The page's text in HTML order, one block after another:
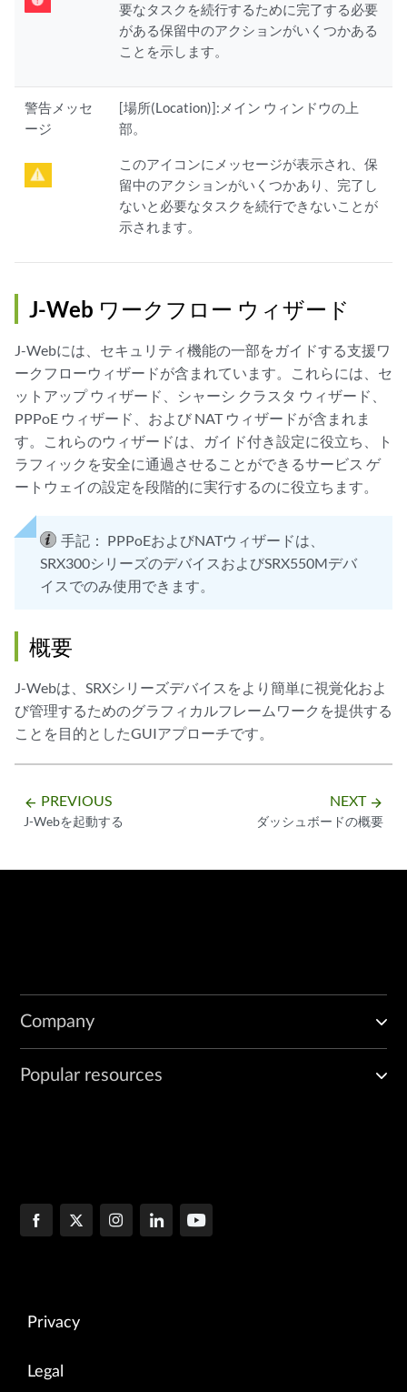
要なタスクを続行するために完了する必要
がある保留中のアクションがいくつかある
ことを示します。
警告メッセ
ージ
[場所(Location)]:メイン ウィンドウの上
部。
このアイコンにメッセージが表示され、保
留中のアクションがいくつかあり、完了し
ないと必要なタスクを続行できないことが
示されます。
J-Web ワークフロー ウィザード
J-Webには、セキュリティ機能の一部をガイドする支援ワ
ークフローウィザードが含まれています。これらには、セ
ットアップ ウィザード、シャーシ クラスタ ウィザード、
PPPoE ウィザード、および NAT ウィザードが含まれま
す。これらのウィザードは、ガイド付き設定に役立ち、ト
ラフィックを安全に通過させることができるサービス ゲ
ートウェイの設定を段階的に実行するのに役立ちます。
手記： PPPoEおよびNATウィザードは、
SRX300シリーズのデバイスおよびSRX550Mデバ
イスでのみ使用できます。
概要
J-Webは、SRXシリーズデバイスをより簡単に視覚化およ
び管理するためのグラフィカルフレームワークを提供する
ことを目的としたGUIアプローチです。
arrow_backward PREVIOUS
J-Webを起動する
NEXT arrow_forward
ダッシュボードの概要
Company
Popular resources
Privacy
Legal